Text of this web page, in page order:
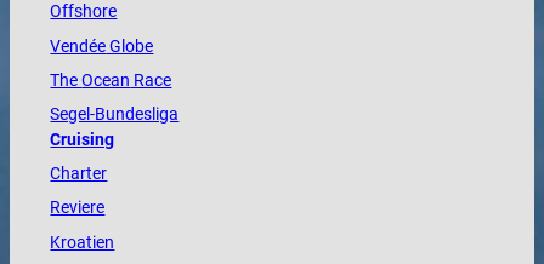
Offshore
VendéeGlobe
TheOcean Race
Segel-Bundesliga
Cruising
Charter
Reviere
Kroatien